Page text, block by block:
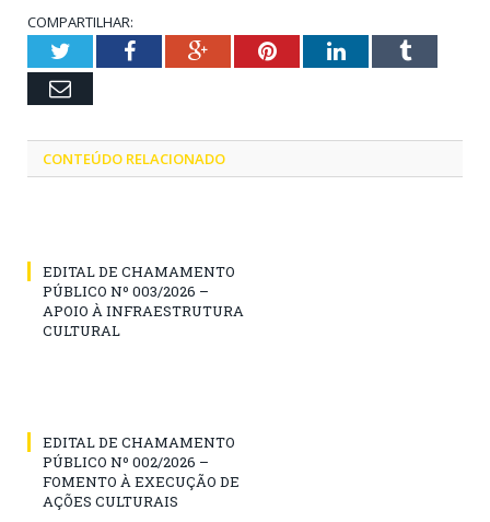
COMPARTILHAR:
TwitterFacebookGoogle+PinterestLinkedInTumblr
Email
CONTEÚDO RELACIONADO
EDITAL DE CHAMAMENTO
PÚBLICO Nº 003/2026 –
APOIO À INFRAESTRUTURA
CULTURAL
EDITAL DE CHAMAMENTO
PÚBLICO Nº 002/2026 –
FOMENTO À EXECUÇÃO DE
AÇÕES CULTURAIS